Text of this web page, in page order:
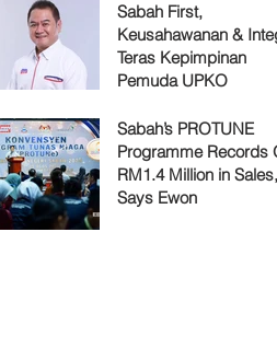
Sabah First,
Keusahawanan &
Teras Kepimpinan
Pemuda UPKO
Sabah’s PROTUNE
Programme Records
RM1.4 Million in Sales,
Says Ewon